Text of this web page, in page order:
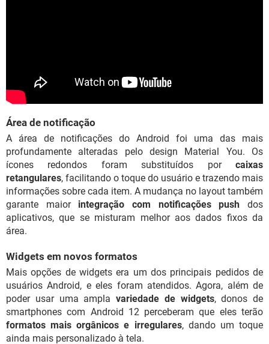
Área de notificação
A área de notificações do Android foi uma das mais
profundamente alteradas pelo design Material You. Os
ícones redondos foram substituídos por caixas
retangulares, facilitando o toque do usuário e trazendo mais
informações sobre cada item. A mudança no layout também
garante maior integração com notificações push dos
aplicativos, que se misturam melhor aos dados fixos da
área.
Widgets em novos formatos
Mais opções de widgets era um dos principais pedidos de
usuários Android, e eles foram atendidos. Agora, além de
poder usar uma ampla variedade de widgets, donos de
smartphones com Android 12 perceberam que eles terão
formatos mais orgânicos e irregulares, dando um toque
ainda mais personalizado à tela.